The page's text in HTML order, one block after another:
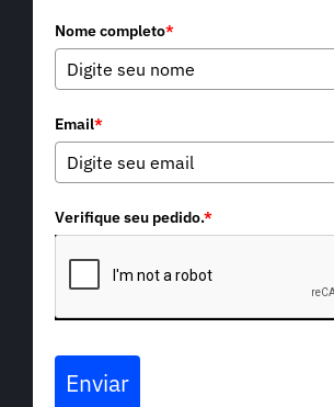
Nome completo*
Email*
Verifique seu pedido.*
Enviar